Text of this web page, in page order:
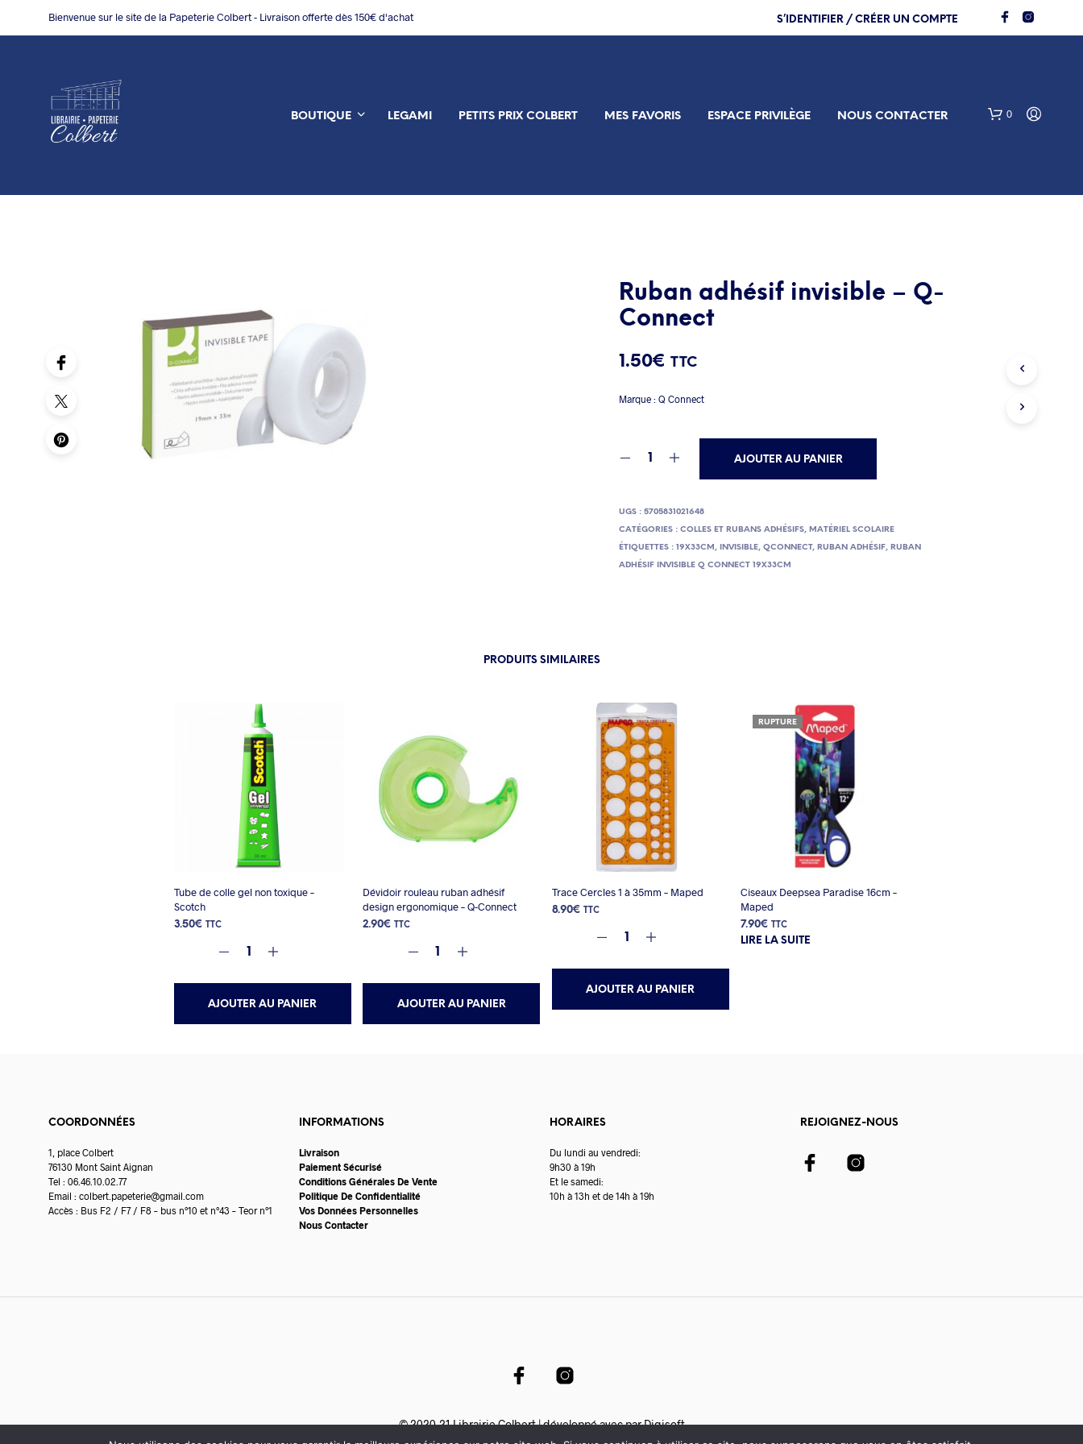
Bienvenue sur le site de la Papeterie Colbert - Livraison offerte dès 150€ d'achat S’IDENTIFIER / CRÉER UN COMPTE
BOUTIQUE LEGAMI PETITS PRIX COLBERT MES FAVORIS ESPACE PRIVILÈGE NOUS CONTACTER 0
Ruban adhésif invisible – Q-
Connect
1.50€ TTC
Marque : Q Connect
AJOUTER AU PANIER
UGS :5705831021648
CATÉGORIES :COLLES ET RUBANS ADHÉSIFS, MATÉRIEL SCOLAIRE
ÉTIQUETTES :19X33CM , INVISIBLE,QCONNECT, RUBAN ADHÉSIF, RUBAN
ADHÉSIF INVISIBLE Q CONNECT 19X33CM
PRODUITS SIMILAIRES
Tube de colle gel non toxique –
Scotch
3.50€ TTC
AJOUTER AU PANIER
Dévidoir rouleau ruban adhésif
design ergonomique – Q-Connect
2.90€ TTC
AJOUTER AU PANIER
Trace Cercles 1 à 35mm – Maped
8.90€ TTC
AJOUTER AU PANIER
RUPTURE
Ciseaux Deepsea Paradise 16cm –
Maped
7.90€ TTC
LIRE LA SUITE
COORDONNÉES
1, place Colbert
76130 Mont Saint Aignan
Tel : 06.46.10.02.77
Email : colbert.papeterie@gmail.com
Accès : Bus F2 / F7 / F8 – bus n°10 et n°43 – Teor n°1
INFORMATIONS
Livraison
Paiement Sécurisé
Conditions Générales De Vente
Politique De Confidentialité
Vos Données Personnelles
Nous Contacter
HORAIRES
Du lundi au vendredi:
9h30 à 19h
Et le samedi:
10h à 13h et de 14h à 19h
REJOIGNEZ-NOUS
© 2020-21 Librairie Colbert | développé avec parDigisoft